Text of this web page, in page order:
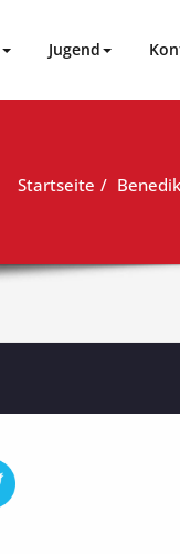
Jugend
Startseite